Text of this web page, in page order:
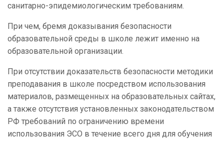
санитарно-эпидемиологическим требованиям.
При чем, бремя доказывания безопасности
образовательной среды в школе лежит именно на
образовательной организации.
При отсутствии доказательств безопасности методики
преподавания в школе посредством использования
материалов, размещенных на образовательных сайтах,
а также отсутствия установленных законодательством
РФ требований по ограничению времени
использования ЭСО в течение всего дня для обучения